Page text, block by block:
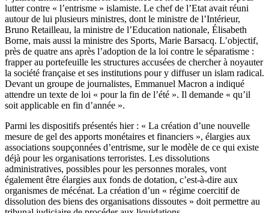
lutter contre « l’entrisme » islamiste. Le chef de l’Etat avait réuni
autour de lui plusieurs ministres, dont le ministre de l’Intérieur,
Bruno Retailleau, la ministre de l’Education nationale, Élisabeth
Borne, mais aussi la ministre des Sports, Marie Barsacq. L’objectif,
près de quatre ans après l’adoption de la loi contre le séparatisme :
frapper au portefeuille les structures accusées de chercher à noyauter
la société française et ses institutions pour y diffuser un islam radical.
Devant un groupe de journalistes, Emmanuel Macron a indiqué
attendre un texte de loi « pour la fin de l’été ». Il demande « qu’il
soit applicable en fin d’année ».
Parmi les dispositifs présentés hier : « La création d’une nouvelle
mesure de gel des apports monétaires et financiers », élargies aux
associations soupçonnées d’entrisme, sur le modèle de ce qui existe
déjà pour les organisations terroristes. Les dissolutions
administratives, possibles pour les personnes morales, vont
également être élargies aux fonds de dotation, c’est-à-dire aux
organismes de mécénat. La création d’un « régime coercitif de
dissolution des biens des organisations dissoutes » doit permettre au